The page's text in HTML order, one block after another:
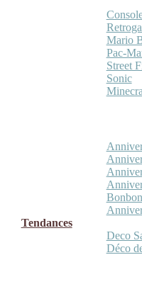
Mario
Pac-
Street
Sonic
Tendances
Deco
Déco